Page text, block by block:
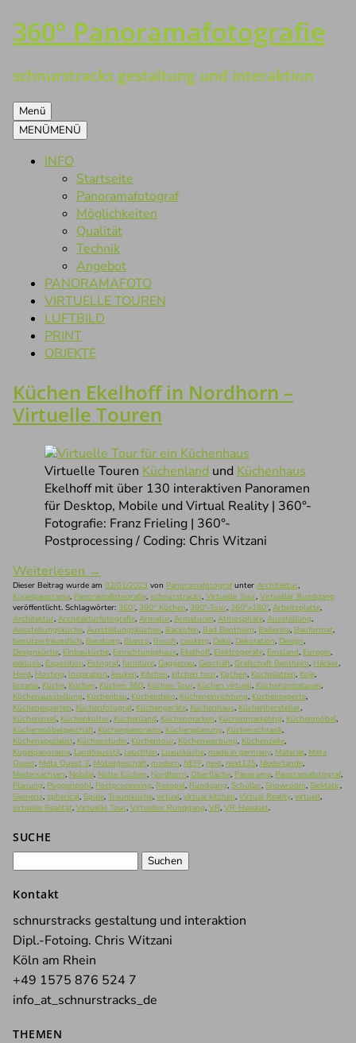
Zum
Inhalt
360° Panoramafotografie
schnurstracks gestaltung und interaktion
Menü
MENÜMENÜ
INFO
Startseite
Panoramafotograf
Möglichkeiten
Qualität
Technik
Angebot
PANORAMAFOTO
VIRTUELLE TOUREN
LUFTBILD
PRINT
OBJEKTE
Küchen Ekelhoff in Nordhorn –
Virtuelle Touren
Virtuelle Touren Küchenland und Küchenhaus
Ekelhoff mit über 130 interaktiven Panoramen
für Desktop, Mobile und Virtual Reality | 360°-
Fotografie: Franz Frieling | 360°-
Postprocessing / Coding: Chris Witzani
Weiterlesen →
Dieser Beitrag wurde am 02/01/2023 von Panoramafotografunter Architektur,
Kugelpanorama, Panoramafotografie, schnurstracks, Virtuelle Tour, Virtueller Rundgang
veröffentlicht. Schlagwörter: 360°, 360° Küchen, 360°-Tour, 360°x180°, Arbeitsplatte,
Architektur, Architekturfotografie, Armatur, Armaturen, Atmosphäre, Ausstellung,
Ausstellungsküche, Ausstellungsküchen, Backofen, Bad Bentheim, Ballerina, Bauformat,
benutzerfreundlich, Beratung, Blanco, Bosch, cooking, Deko, Dekoration, Design,
Designküche, Einbauküche, Einrichtungshaus, Ekelhoff, Elektrogeräte, Emsland, Euregio,
exklusiv, Exposition, Fotograf, furniture, Gaggenau, Geschäft, Grafschaft Bentheim, Häcker,
Herd, Hosting, Inspiration, keuken, Kitchen, kitchen tour, Kochen, Kochplatten, Koje,
krpano, Küche, Küchen, Küchen 360, Küchen Tour, Küchen virtuell, Küchenarmaturen,
Küchenausstellung, Küchenbau, Küchendeko, Kücheneinrichtung, Küchenexperte,
Küchenexperten, Küchenfotograf, Küchengeräte, Küchenhaus, Küchenhersteller,
Kücheninsel, Küchenkultur, Küchenland, Küchenmarken, Küchenmarketing, Küchenmöbel,
Küchenmöbelgeschäft, Küchenpanorama, Küchenplanung, Küchenschrank,
Küchenspezialist, Küchenstudio, Küchentour, Küchenwerbung, Küchenzeile,
Kugelpanorama, Landhausstil, Leuchten, Luxusküche, made in germany, Material, Meta
Quest, Meta Quest 3, Möbelgeschäft, modern, NEFF, next, next125, Niederlande,
Niedersachsen, Nobilia, Nolte Küchen, Nordhorn, Oberfläche, Panorama, Panoramafotograf,
Planung, Poggenpohl, Postprocessing, Resopal, Rundgang, Schüller, Showroom, SieMatic,
Siemens, spherical, Spüle, Traumküche, virtual, virtual kitchen, Virtual Reality, virtuell,
virtuelle Realität, Virtuelle Tour, Virtueller Rundgang, VR, VR-Headset.
SUCHE
Kontakt
schnurstracks gestaltung und interaktion
Dipl.-Fotoing. Chris Witzani
Köln am Rhein
+49 1575 876 524 7
info_at_schnurstracks_de
THEMEN